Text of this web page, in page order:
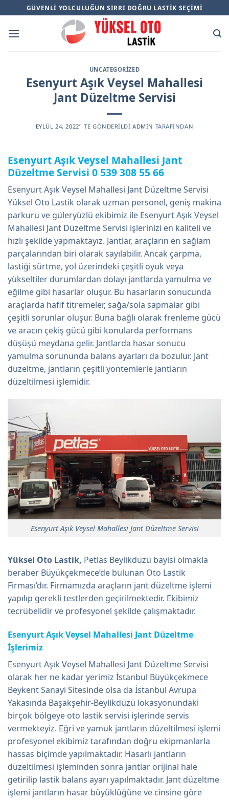
to
content
GÜVENLI YOLCULUĞUN SIRRI DOĞRU LASTIK SEÇIMI
UNCATEGORIZED
Esenyurt Aşık Veysel Mahallesi
Jant Düzeltme Servisi
EYLÜL 24, 2022’' TE GÖNDERILDI ADMIN TARAFINDAN
Esenyurt Aşık Veysel Mahallesi Jant
Düzeltme Servisi 0 539 308 55 66
Esenyurt Aşık Veysel Mahallesi Jant Düzeltme Servisi
Yüksel Oto Lastik olarak uzman personel, geniş makina
parkuru ve güleryüzlü ekibimiz ile Esenyurt Aşık Veysel
Mahallesi Jant Düzeltme Servisi işlerinizi en kaliteli ve
hızlı şekilde yapmaktayız. Jantlar, araçların en sağlam
parçalarından biri olarak sayılabilir. Ancak çarpma,
lastiği sürtme, yol üzerindeki çeşitli oyuk veya
yükseltiler durumlardan dolayı jantlarda yamulma ve
eğilme gibi hasarlar oluşur. Bu hasarların sonucunda
araçlarda hafif titremeler, sağa/sola sapmalar gibi
çeşitli sorunlar oluşur. Buna bağlı olarak frenleme gücü
ve aracın çekiş gücü gibi konularda performans
düşüşü meydana gelir. Jantlarda hasar sonucu
yamulma sorununda balans ayarları da bozulur. Jant
düzeltme, jantların çeşitli yöntemlerle jantların
düzeltilmesi işlemidir.
Esenyurt Aşık Veysel Mahallesi Jant Düzeltme Servisi
Yüksel Oto Lastik, Petlas Beylikdüzü bayisi olmakla
beraber Büyükçekmece’de bulunan Oto Lastik
Firması’dır. Firmamızda araçların jant düzeltme işlemi
yapılıp gerekli testlerden geçirilmektedir. Ekibimiz
tecrübelidir ve profesyonel şekilde çalışmaktadır.
Esenyurt Aşık Veysel Mahallesi Jant Düzeltme
İşlerimiz
Esenyurt Aşık Veysel Mahallesi Jant Düzeltme Servisi
olarak her ne kadar yerimiz İstanbul Büyükçekmece
Beykent Sanayi Sitesinde olsa da İstanbul Avrupa
Yakasında Başakşehir-Beylikdüzü lokasyonundaki
birçok bölgeye oto lastik servisi işlerinde servis
vermekteyiz. Eğri ve yamuk jantların düzeltilmesi işlemi
profesyonel ekibimiz tarafından doğru ekipmanlarla
hassas biçimde yapılmaktadır. Hasarlı jantların
düzeltilmesi işleminden sonra jantlar orijinal hale
getirilip lastik balans ayarı yapılmaktadır. Jant düzeltme
işlemi jantların hasar büyüklüğüne ve cinsine göre